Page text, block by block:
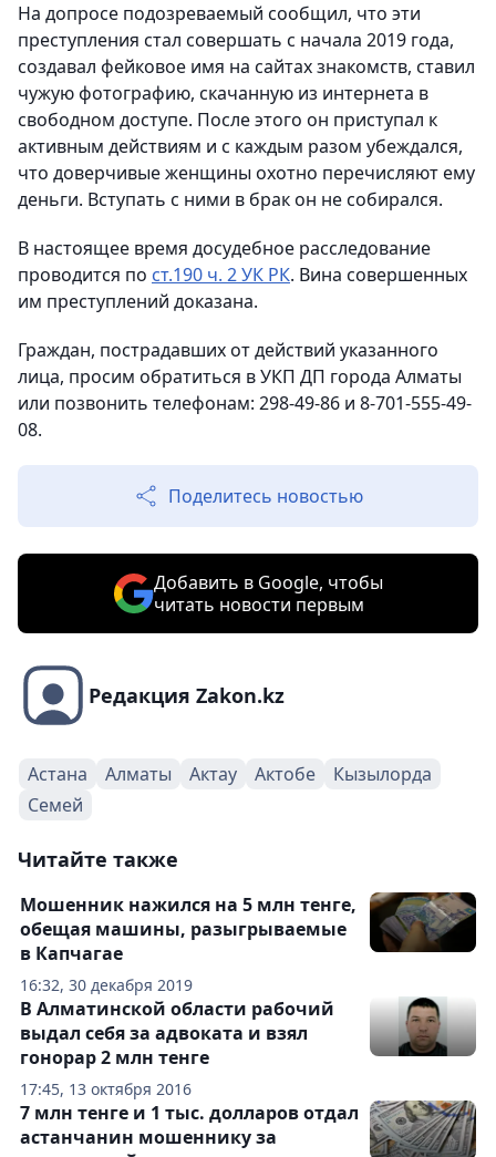
На допросе подозреваемый сообщил, что эти
преступления стал совершать с начала 2019 года,
создавал фейковое имя на сайтах знакомств, ставил
чужую фотографию, скачанную из интернета в
свободном доступе. После этого он приступал к
активным действиям и с каждым разом убеждался,
что доверчивые женщины охотно перечисляют ему
деньги. Вступать с ними в брак он не собирался.
В настоящее время досудебное расследование
проводится по ст.190 ч. 2 УК РК. Вина совершенных
им преступлений доказана.
Граждан, пострадавших от действий указанного
лица, просим обратиться в УКП ДП города Алматы
или позвонить телефонам: 298-49-86 и 8-701-555-49-
08.
Поделитесь новостью
Добавить в Google, чтобы
читать новости первым
Редакция Zakon.kz
Астана Алматы Актау Актобе
Кызылорда
Семей
Читайте также
16:32, 30 декабря 2019
Мошенник нажился на 5 млн тенге,
обещая машины, разыгрываемые
в Капчагае
17:45, 13 октября 2016
В Алматинской области рабочий
выдал себя за адвоката и взял
гонорар 2 млн тенге
7 млн тенге и 1 тыс. долларов отдал
астанчанин мошеннику за